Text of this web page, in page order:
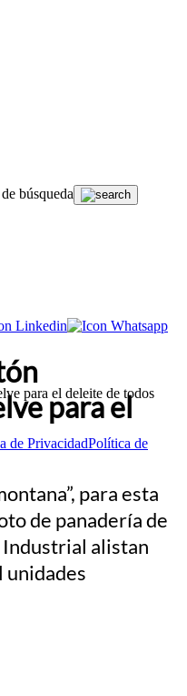
búsqueda
para el deleite de todos
de PrivacidadPolítica de
para el
para esta
de panadería de
alistan
unidades